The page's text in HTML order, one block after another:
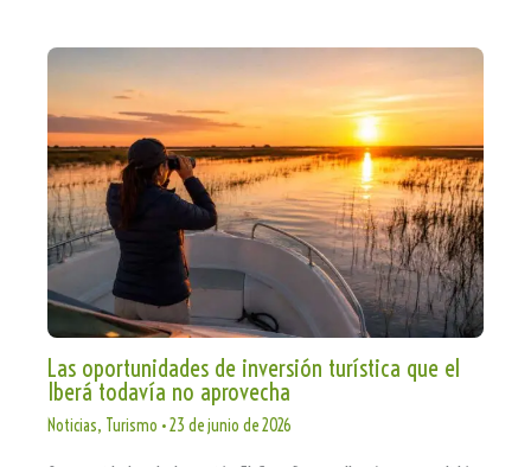
Las oportunidades de inversión turística que el
Iberá todavía no aprovecha
Noticias, Turismo •23 de junio de 2026